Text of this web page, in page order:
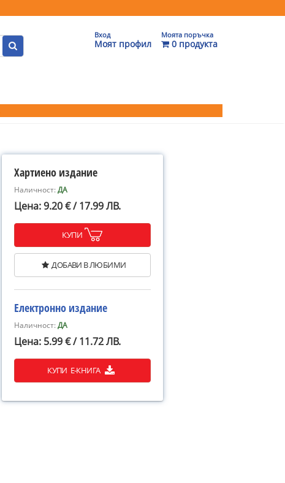
Вход
Моят профил
Моята поръчка
0 продукта
Хартиено издание
Наличност:ДА
Цена: 9.20 € / 17.99 ЛВ.
КУПИ
ДОБАВИ В ЛЮБИМИ
Електронно издание
Наличност:ДА
Цена: 5.99 € / 11.72 ЛВ.
КУПИ Е-КНИГА